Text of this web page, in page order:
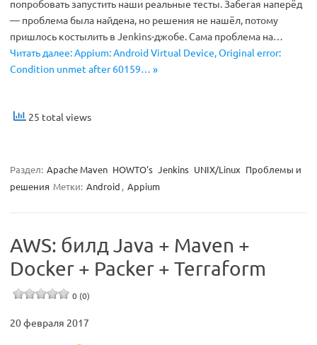
попробовать запустить наши реальные тесты. Забегая наперёд
— проблема была найдена, но решения не нашёл, потому
пришлось костылить в Jenkins-джобе. Сама проблема на…
Читать далее: Appium: Android Virtual Device, Original error:
Condition unmet after 60159… »
25 total views
Раздел: Apache Maven HOWTO's Jenkins UNIX/Linux Проблемы и
решения Метки: Android , Appium
AWS: билд Java + Maven +
Docker + Packer + Terraform
0 (0)
20 февраля 2017